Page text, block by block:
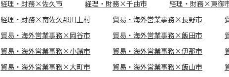
経理・財務×佐久市
経理・財務×千曲市 経理・財務×東御
経理・財務×南佐久郡川上村
貿易・海外営業事務×長野市
貿易・海外営業事務×岡谷市
貿易・海外営業事務×飯田市
貿易・海外営業事務×小諸市
貿易・海外営業事務×伊那市
貿易・海外営業事務×大町市
貿易・海外営業事務×飯山市